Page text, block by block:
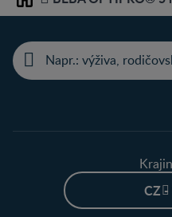
Home
CZ -